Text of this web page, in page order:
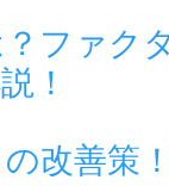
ファク
！
改善策